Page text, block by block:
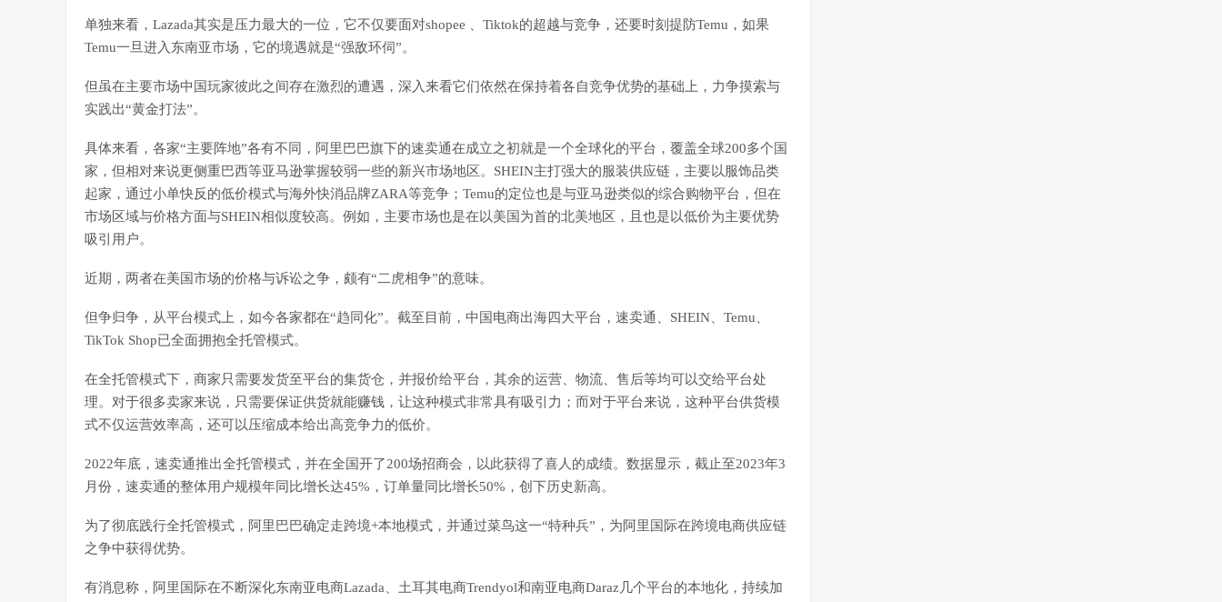
单独来看，Lazada其实是压力最大的一位，它不仅要面对shopee 、Tiktok的超越与竞争，还要时刻提防Temu，如果
Temu一旦进入东南亚市场，它的境遇就是“强敌环伺”。
但虽在主要市场中国玩家彼此之间存在激烈的遭遇，深入来看它们依然在保持着各自竞争优势的基础上，力争摸索与
实践出“黄金打法”。
具体来看，各家“主要阵地”各有不同，阿里巴巴旗下的速卖通在成立之初就是一个全球化的平台，覆盖全球200多个国
家，但相对来说更侧重巴西等亚马逊掌握较弱一些的新兴市场地区。SHEIN主打强大的服装供应链，主要以服饰品类
起家，通过小单快反的低价模式与海外快消品牌ZARA等竞争；Temu的定位也是与亚马逊类似的综合购物平台，但在
市场区域与价格方面与SHEIN相似度较高。例如，主要市场也是在以美国为首的北美地区，且也是以低价为主要优势
吸引用户。
近期，两者在美国市场的价格与诉讼之争，颇有“二虎相争”的意味。
但争归争，从平台模式上，如今各家都在“趋同化”。截至目前，中国电商出海四大平台，速卖通、SHEIN、Temu、
TikTok Shop已全面拥抱全托管模式。
在全托管模式下，商家只需要发货至平台的集货仓，并报价给平台，其余的运营、物流、售后等均可以交给平台处
理。对于很多卖家来说，只需要保证供货就能赚钱，让这种模式非常具有吸引力；而对于平台来说，这种平台供货模
式不仅运营效率高，还可以压缩成本给出高竞争力的低价。
2022年底，速卖通推出全托管模式，并在全国开了200场招商会，以此获得了喜人的成绩。数据显示，截止至2023年3
月份，速卖通的整体用户规模年同比增长达45%，订单量同比增长50%，创下历史新高。
为了彻底践行全托管模式，阿里巴巴确定走跨境+本地模式，并通过菜鸟这一“特种兵”，为阿里国际在跨境电商供应链
之争中获得优势。
有消息称，阿里国际在不断深化东南亚电商Lazada、土耳其电商Trendyol和南亚电商Daraz几个平台的本地化，持续加